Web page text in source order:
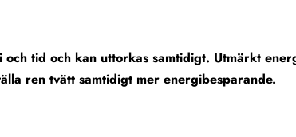
tid och kan uttorkas samtidigt. Utmärkt
ren tvätt samtidigt mer energibesparande.